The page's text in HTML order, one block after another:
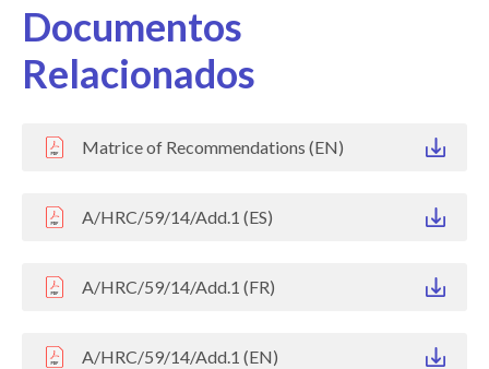
Documentos
Relacionados
Matrice of Recommendations (EN)
A/HRC/59/14/Add.1 (ES)
A/HRC/59/14/Add.1 (FR)
A/HRC/59/14/Add.1 (EN)